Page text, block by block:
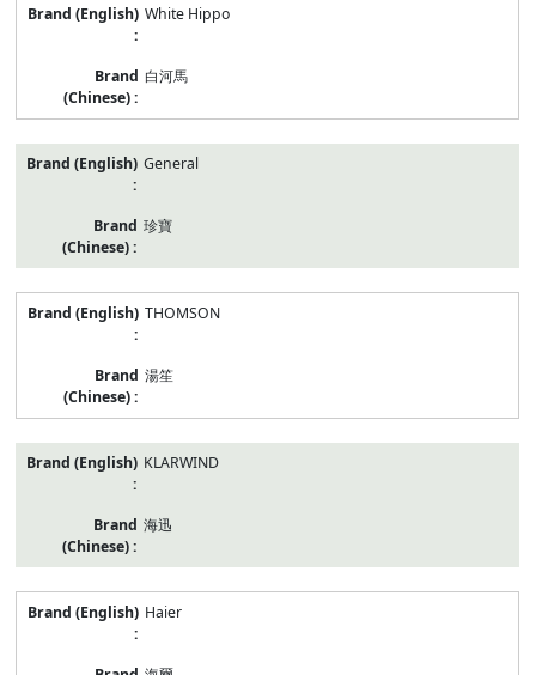
White Hippo
白河馬
General
珍寶
THOMSON
湯笙
KLARWIND
海迅
Haier